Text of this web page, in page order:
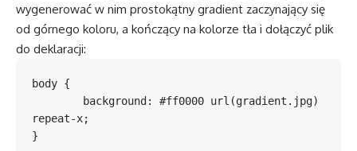
wygenerować w nim prostokątny gradient zaczynający się
od górnego koloru, a kończący na kolorze tła i dołączyć plik
do deklaracji:
body {
repeat-x;